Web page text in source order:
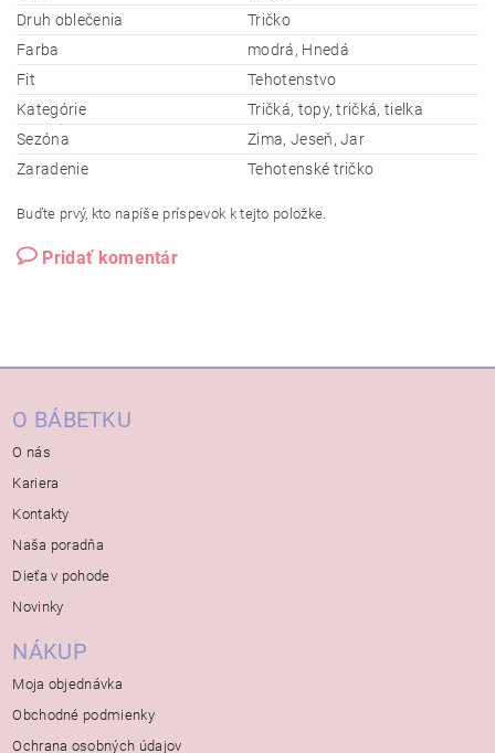
Druh oblečenia
Tričko
Farba
modrá, Hnedá
Fit
Tehotenstvo
Kategórie
Tričká, topy, tričká, tielka
Sezóna
Zima, Jeseň, Jar
Zaradenie
Tehotenské tričko
Buďte prvý, kto napíše príspevok k tejto položke.
Pridať komentár
O BÁBETKU
O nás
Kariera
Kontakty
Naša poradňa
Dieťa v pohode
Novinky
NÁKUP
Moja objednávka
Obchodné podmienky
Ochrana osobných údajov